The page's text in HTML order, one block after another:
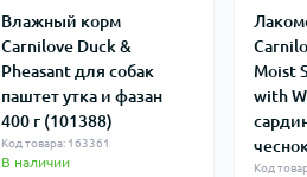
Влажный корм
Carnilove Duck &
Pheasant для собак
паштет утка и фазан
400 г (101388)
Код товара: 163361
В наличии
Moist
with
Код